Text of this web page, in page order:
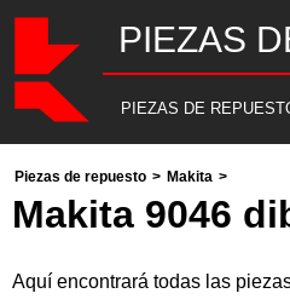
PIEZAS
PIEZAS DE
Piezas de repuesto > Makita >
Makita 9046
Aquí encontrará todas las